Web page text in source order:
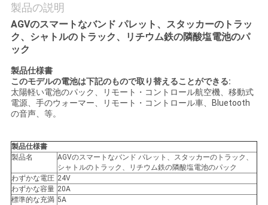
な
さ
い
引
用
を
要
求
製品の説明
AGVのスマートなバンド パレット、スタッカーのトラッ
ク、シャトルのトラック、リチウム鉄の隣酸塩電池のパ
ック
製品仕様書
このモデルの電池は下記のもので取り替えることができる:
太陽軽い電池のパック、リモート・コントロール航空機、移動式
電源、手のウォーマー、リモート・コントロール車、Bluetooth
の音声、等。
製品仕様書
製品名
AGVのスマートなバンド パレット、スタッカーのトラック、
シャトルのトラック、リチウム鉄の隣酸塩電池のパック
わずかな電圧 24V
わずかな容量 20A
標準的な充満 5A